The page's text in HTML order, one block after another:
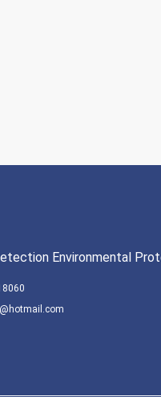
Environmental